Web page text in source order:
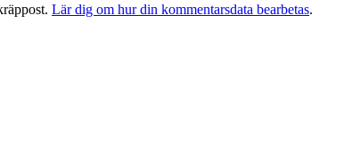
Lär dig om hur din kommentarsdata bearbetas.